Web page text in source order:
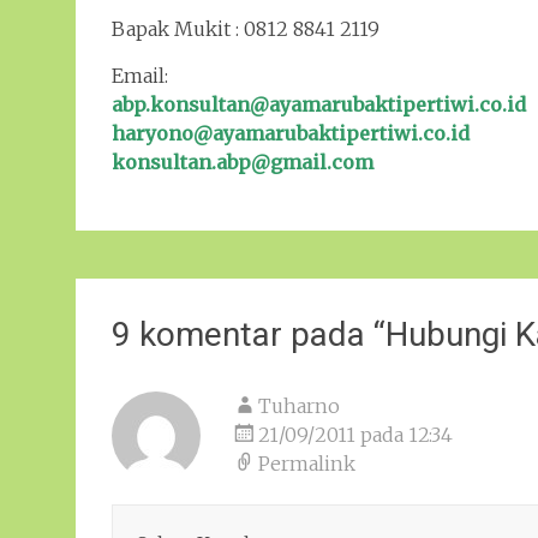
Bapak Mukit : 0812 8841 2119
Email:
abp.konsultan@ayamarubaktipertiwi.co.id
haryono@ayamarubaktipertiwi.co.id
konsultan.abp@gmail.com
9 komentar pada “Hubungi
Tuharno
21/09/2011 pada 12:34
Permalink